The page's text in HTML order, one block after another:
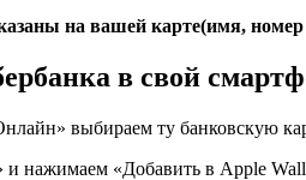
на вашей карте(имя,
в свой
выбираем ту банковскую
и нажимаем «Добавить в Apple